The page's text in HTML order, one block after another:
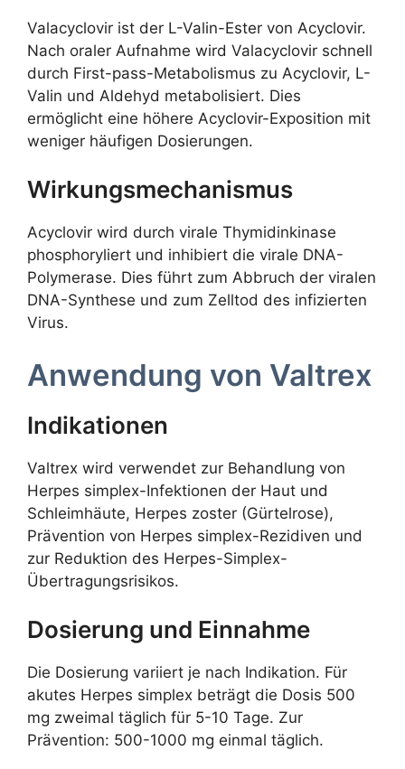
Valacyclovir ist der L-Valin-Ester von Acyclovir.
Nach oraler Aufnahme wird Valacyclovir schnell
durch First-pass-Metabolismus zu Acyclovir, L-
Valin und Aldehyd metabolisiert. Dies
ermöglicht eine höhere Acyclovir-Exposition mit
weniger häufigen Dosierungen.
Wirkungsmechanismus
Acyclovir wird durch virale Thymidinkinase
phosphoryliert und inhibiert die virale DNA-
Polymerase. Dies führt zum Abbruch der viralen
DNA-Synthese und zum Zelltod des infizierten
Virus.
Anwendung von Valtrex
Indikationen
Valtrex wird verwendet zur Behandlung von
Herpes simplex-Infektionen der Haut und
Schleimhäute, Herpes zoster (Gürtelrose),
Prävention von Herpes simplex-Rezidiven und
zur Reduktion des Herpes-Simplex-
Übertragungsrisikos.
Dosierung und Einnahme
Die Dosierung variiert je nach Indikation. Für
akutes Herpes simplex beträgt die Dosis 500
mg zweimal täglich für 5-10 Tage. Zur
Prävention: 500-1000 mg einmal täglich.